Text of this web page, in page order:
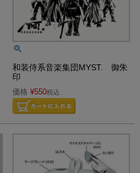
和装侍系音楽集団MYST. 御朱
印
価格 ¥550税込